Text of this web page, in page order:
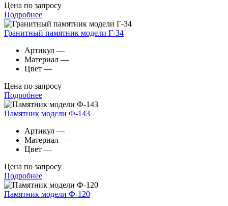
Цена по запросу
Подробнее
Гранитный памятник модели Г-34
Артикул —
Материал —
Цвет —
Цена по запросу
Подробнее
Памятник модели Ф-143
Артикул —
Материал —
Цвет —
Цена по запросу
Подробнее
Памятник модели Ф-120